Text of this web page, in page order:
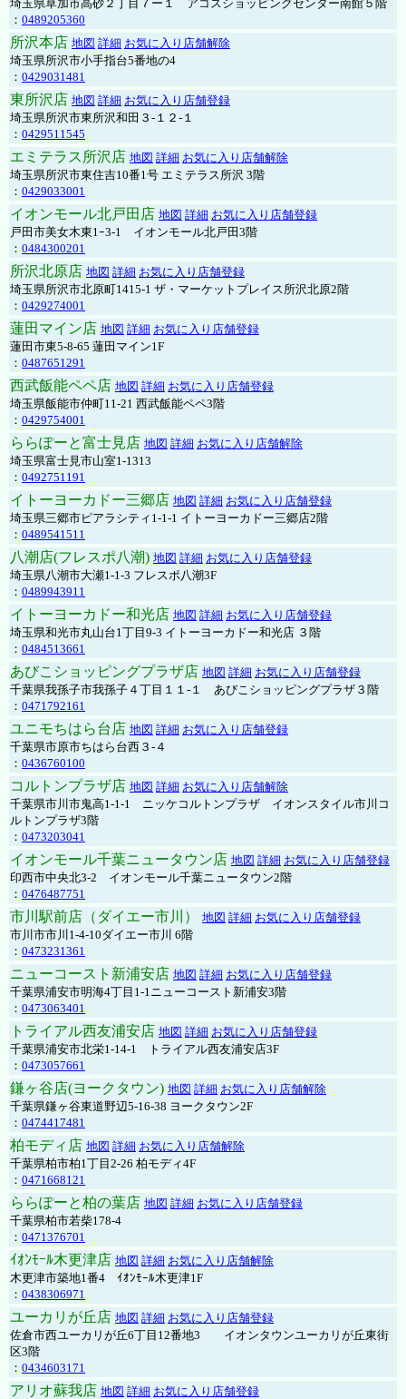
埼玉県草加市高砂２丁目７ー１ アコスショッピングセンター南館５階
： 0489205360
所沢本店 地図 詳細 お気に入り店舗解除
埼玉県所沢市小手指台5番地の4
： 0429031481
東所沢店 地図 詳細 お気に入り店舗登録
埼玉県所沢市東所沢和田３-１２-１
： 0429511545
エミテラス所沢店 地図 詳細 お気に入り店舗解除
埼玉県所沢市東住吉10番1号 エミテラス所沢 3階
： 0429033001
イオンモール北戸田店 地図 詳細 お気に入り店舗登録
戸田市美女木東1ｰ3‐1 イオンモール北戸田3階
： 0484300201
所沢北原店 地図 詳細 お気に入り店舗登録
埼玉県所沢市北原町1415-1 ザ・マーケットプレイス所沢北原2階
： 0429274001
蓮田マイン店 地図 詳細 お気に入り店舗登録
蓮田市東5-8-65 蓮田マイン1F
： 0487651291
西武飯能ペペ店 地図 詳細 お気に入り店舗登録
埼玉県飯能市仲町11-21 西武飯能ペペ3階
： 0429754001
ららぽーと富士見店 地図 詳細 お気に入り店舗解除
埼玉県富士見市山室1-1313
： 0492751191
イトーヨーカドー三郷店 地図 詳細 お気に入り店舗登録
埼玉県三郷市ピアラシティ1-1-1 イトーヨーカドー三郷店2階
： 0489541511
八潮店(フレスポ八潮) 地図 詳細 お気に入り店舗登録
埼玉県八潮市大瀬1-1-3 フレスポ八潮3F
： 0489943911
イトーヨーカドー和光店 地図 詳細 お気に入り店舗登録
埼玉県和光市丸山台1丁目9-3 イトーヨーカドー和光店 ３階
： 0484513661
あびこショッピングプラザ店 地図 詳細 お気に入り店舗登録
千葉県我孫子市我孫子４丁目１１-１ あびこショッピングプラザ３階
： 0471792161
ユニモちはら台店 地図 詳細 お気に入り店舗登録
千葉県市原市ちはら台西３-４
： 0436760100
コルトンプラザ店 地図 詳細 お気に入り店舗解除
千葉県市川市鬼高1-1-1 ニッケコルトンプラザ イオンスタイル市川コ
ルトンプラザ3階
： 0473203041
イオンモール千葉ニュータウン店 地図 詳細 お気に入り店舗登録
印西市中央北3-2 イオンモール千葉ニュータウン2階
： 0476487751
市川駅前店（ダイエー市川） 地図 詳細 お気に入り店舗登録
市川市市川1-4-10ダイエー市川 6階
： 0473231361
ニューコースト新浦安店 地図 詳細 お気に入り店舗登録
千葉県浦安市明海4丁目1-1ニューコースト新浦安3階
： 0473063401
トライアル西友浦安店 地図 詳細 お気に入り店舗登録
千葉県浦安市北栄1-14-1 トライアル西友浦安店3F
： 0473057661
鎌ヶ谷店(ヨークタウン) 地図 詳細 お気に入り店舗解除
千葉県鎌ヶ谷東道野辺5-16-38 ヨークタウン2F
： 0474417481
柏モディ店 地図 詳細 お気に入り店舗解除
千葉県柏市柏1丁目2-26 柏モディ4F
： 0471668121
ららぽーと柏の葉店 地図 詳細 お気に入り店舗登録
千葉県柏市若柴178-4
： 0471376701
ｲｵﾝﾓｰﾙ木更津店 地図 詳細 お気に入り店舗解除
木更津市築地1番4 ｲｵﾝﾓｰﾙ木更津1F
： 0438306971
ユーカリが丘店 地図 詳細 お気に入り店舗登録
佐倉市西ユーカリが丘6丁目12番地3 イオンタウンユーカリが丘東街
区3階
： 0434603171
アリオ蘇我店 地図 詳細 お気に入り店舗登録